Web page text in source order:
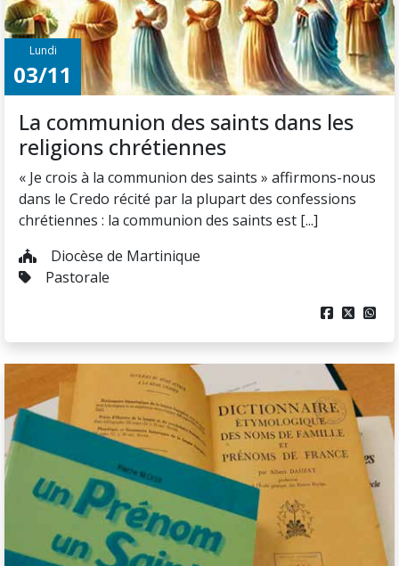
Lundi
03/11
La communion des saints dans les
religions chrétiennes
« Je crois à la communion des saints » affirmons-nous
dans le Credo récité par la plupart des confessions
chrétiennes : la communion des saints est [...]
Diocèse de Martinique
Pastorale
  